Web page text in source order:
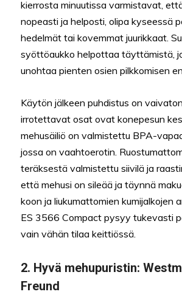
kierrosta minuutissa varmistavat,
nopeasti ja helposti, olipa kyseessä
hedelmät tai kovemmat juurikkaat.
syöttöaukko helpottaa täyttämistä,
unohtaa pienten osien pilkkomisen
Käytön jälkeen puhdistus on
irrotettavat osat ovat konepesun
mehusäiliö on valmistettu BPA-
jossa on vaahtoerotin.
teräksestä valmistettu siivilä ja
että mehusi on sileää ja täynnä
koon ja liukumattomien kumijalkojen
ES 3566 Compact pysyy tukevasti
vain vähän tilaa keittiössä.
2. Hyvä mehupuristin:
Freund